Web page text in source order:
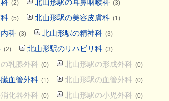
(2) 北山形駅の耳鼻咽喉科 (3)
(5) 北山形駅の美容皮膚科 (1)
科 (3) 北山形駅の精神科 (3)
(2) 北山形駅のリハビリ科 (3)
乳腺外科 (0) 北山形駅の形成外科 (0)
血管外科 (1) 北山形駅の血管外科 (0)
化器外科 (0) 北山形駅の小児外科 (0)